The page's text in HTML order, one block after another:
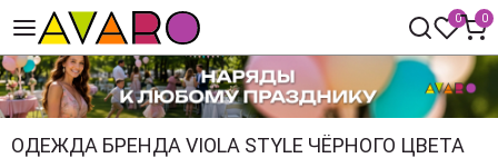
0 0
ОДЕЖДА БРЕНДА VIOLA STYLE ЧЁРНОГО ЦВЕТА